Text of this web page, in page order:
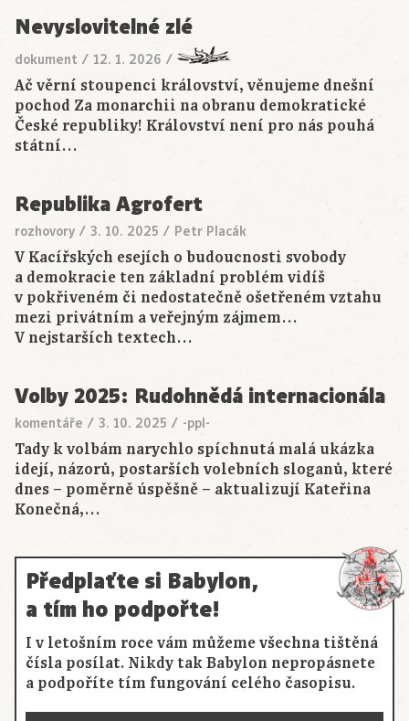
Nevyslovitelné zlé
dokument / 12. 1. 2026 /
Ač věrní stoupenci království, věnujeme dnešní
pochod Za monarchii na obranu demokratické
České republiky! Království není pro nás pouhá
státní…
Republika Agrofert
rozhovory / 3. 10. 2025 / Petr Placák
V Kacířských esejích o budoucnosti svobody
a demokracie ten základní problém vidíš
v pokřiveném či nedostatečně ošetřeném vztahu
mezi privátním a veřejným zájmem…
V nejstarších textech…
Volby 2025: Rudohnědá internacionála
komentáře / 3. 10. 2025 / -ppl-
Tady k volbám narychlo spíchnutá malá ukázka
idejí, názorů, postarších volebních sloganů, které
dnes – poměrně úspěšně – aktualizují Kateřina
Konečná,…
Předplaťte si Babylon,
a tím ho podpořte!
I v letošním roce vám můžeme všechna tištěná
čísla posílat. Nikdy tak Babylon nepropásnete
a podpoříte tím fungování celého časopisu.